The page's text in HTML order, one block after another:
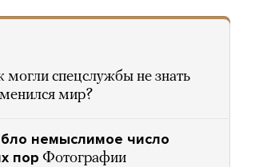
могли спецслужбы не знать
мир?
немыслимое число
пор Фотографии